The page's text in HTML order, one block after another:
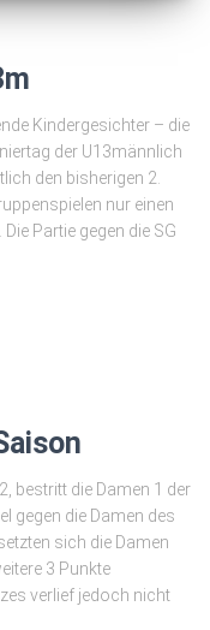
Kindergesichter – die
der U13männlich
den bisherigen 2.
nur einen
Partie gegen die SG
bestritt die Damen 1 der
gegen die Damen des
sich die Damen
3 Punkte
verlief jedoch nicht